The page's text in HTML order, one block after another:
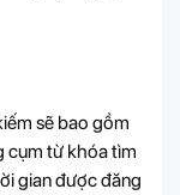
sẽ bao gồm
cụm từ khóa tìm
gian được đăng